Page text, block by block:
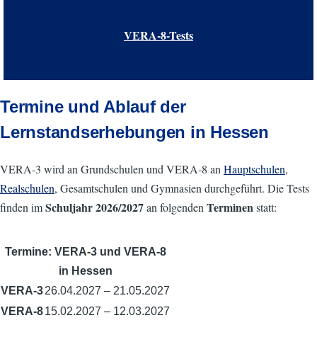
VERA-8-Tests
Termine und Ablauf der
Lernstandserhebungen in Hessen
VERA-3 wird an Grundschulen und VERA-8 an Hauptschulen,
Realschulen, Gesamtschulen und Gymnasien durchgeführt. Die Tests
finden imSchuljahr 2026/2027an folgenden Terminenstatt:
Termine: VERA-3 und VERA-8
in Hessen
VERA-326.04.2027 – 21.05.2027
VERA-815.02.2027 – 12.03.2027